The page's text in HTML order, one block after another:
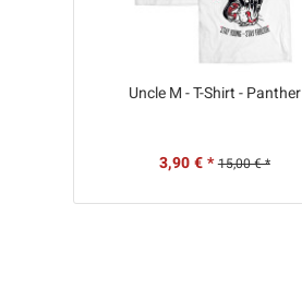
Uncle M - T-Shirt - Panther
3,90 € * 15,00 € *